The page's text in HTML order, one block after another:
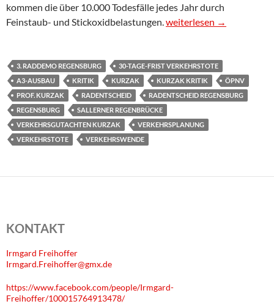
kommen die über 10.000 Todesfälle jedes Jahr durch
Feinstaub- und Stickoxidbelastungen. Hoher Blutzoll
weiterlesen →
3. RADDEMO REGENSBURG
30-TAGE-FRIST VERKEHRSTOTE
A3-AUSBAU
KRITIK KURZAK KURZAK KRITIK
ÖPNV
PROF. KURZAK
RADENTSCHEID
RADENTSCHEID REGENSBURG
REGENSBURG
SALLERNER REGENBRÜCKE
VERKEHRSGUTACHTEN KURZAK
VERKEHRSPLANUNG
VERKEHRSTOTE
VERKEHRSWENDE
KONTAKT
Irmgard Freihoffer
Irmgard.Freihoffer@gmx.de
https://www.facebook.com/people/Irmgard-
Freihoffer/100015764913478/